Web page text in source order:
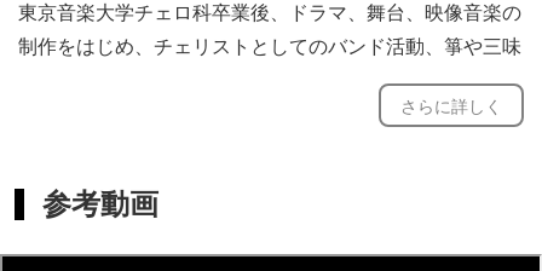
がら一緒に作ってまいります。
レッスン頻度やペース、ご希望など是非ご相談ください。
また、基本的なレッスン使用テキストもございますが、作
題、スキルに応じ、生徒さん専用オリジナル曲を作りお渡
東京音楽大学チェロ科卒業後、ドラマ、舞台、映像音楽の
制作をはじめ、チェリストとしてのバンド活動、箏や三味
線との和洋折衷ユニット、ソロライブ他、オリジナルにこ
だわった幅広いジャンルで積極的に活動を行う。さらに詳しく
参考動画